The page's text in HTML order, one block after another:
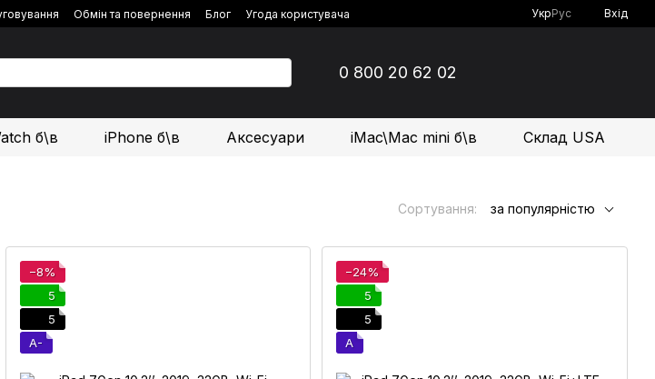
Обмін та повернення Блог
Угода користувача
УкрРус Вхід
0 800 20 62 02
б\в iPhone б\в Аксесуари iMac\Mac mini б\в Склад USA
Сортування: за популярністю
−8%
5
5
A-
−24%
5
5
A